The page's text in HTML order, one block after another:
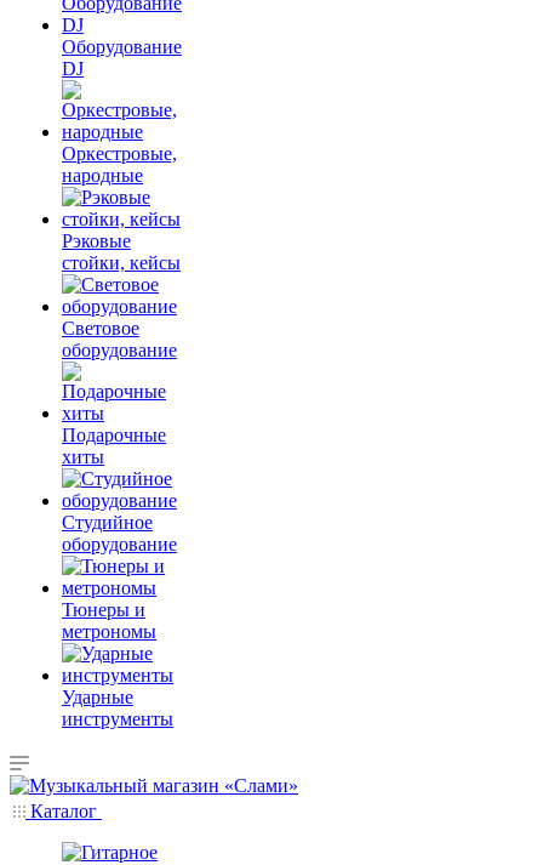
Оборудование
DJ
Оркестровые,
народные
Рэковые
стойки, кейсы
Световое
оборудование
Подарочные
хиты
Студийное
оборудование
Тюнеры и
метрономы
Ударные
инструменты
Каталог